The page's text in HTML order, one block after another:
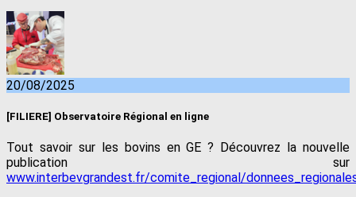
20/08/2025
[FILIERE] Observatoire Régional en ligne
Tout savoir sur les bovins en GE ? Découvrez la nouvelle
publication sur
www.interbevgrandest.fr/comite_regional/